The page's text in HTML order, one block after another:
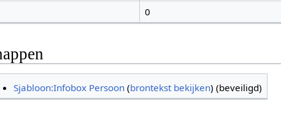
0
Sjabloon:Infobox Persoon (brontekst bekijken) (beveiligd)